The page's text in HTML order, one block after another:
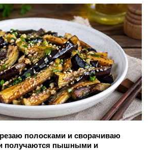
полосками и сворачиваю
получаются пышными и